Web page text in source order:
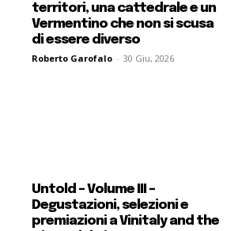
territori, una cattedrale e un
Vermentino che non si scusa
di essere diverso
Roberto Garofalo - 30 Giu, 2026
Untold – Volume III –
Degustazioni, selezioni e
premiazioni a Vinitaly and the